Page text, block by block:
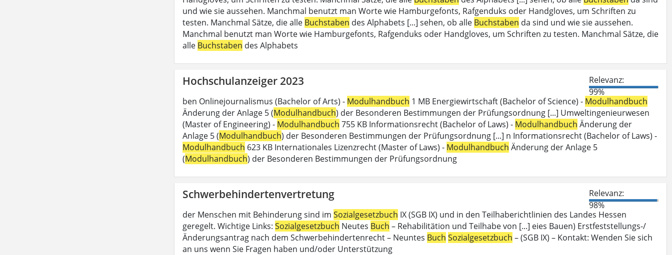
und wie sie aussehen. Manchmal benutzt man Worte wie Hamburgefonts, Rafgenduks oder Handgloves, um Schriften zu
testen. Manchmal Sätze, die alle Buchstaben des Alphabets [...] sehen, ob alle Buchstaben da sind und wie sie aussehen.
Manchmal benutzt man Worte wie Hamburgefonts, Rafgenduks oder Handgloves, um Schriften zu testen. Manchmal Sätze, die
alle Buchstaben des Alphabets
Hochschulanzeiger 2023
Relevanz:
99%
ben Onlinejournalismus (Bachelor of Arts) - Modulhandbuch 1 MB Energiewirtschaft (Bachelor of Science) - Modulhandbuch
Änderung der Anlage 5 (Modulhandbuch) der Besonderen Bestimmungen der Prüfungsordnung [...] Umweltingenieurwesen
(Master of Engineering) - Modulhandbuch 755 KB Informationsrecht (Bachelor of Laws) - Modulhandbuch Änderung der
Anlage 5 (Modulhandbuch) der Besonderen Bestimmungen der Prüfungsordnung [...] n Informationsrecht (Bachelor of Laws) -
Modulhandbuch 623 KB Internationales Lizenzrecht (Master of Laws) - Modulhandbuch Änderung der Anlage 5
(Modulhandbuch) der Besonderen Bestimmungen der Prüfungsordnung
Schwerbehindertenvertretung
Relevanz:
98%
der Menschen mit Behinderung sind im Sozialgesetzbuch IX (SGB IX) und in den Teilhaberichtlinien des Landes Hessen
geregelt. Wichtige Links: Sozialgesetzbuch Neutes Buch – Rehabilitätion und Teilhabe von [...] eies Bauen) Erstfeststellungs-/
Änderungsantrag nach dem Schwerbehindertenrecht – Neuntes Buch Sozialgesetzbuch – (SGB IX) – Kontakt: Wenden Sie sich
an uns wenn Sie Fragen haben und/oder Unterstützung